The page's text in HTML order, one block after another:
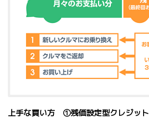
上手な買い方 ①残価設定型クレジット